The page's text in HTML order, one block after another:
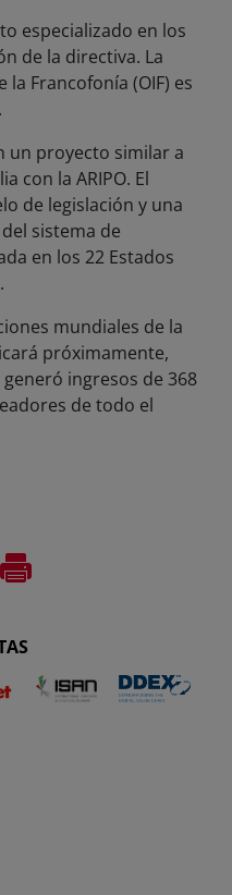
especializado en los
de la directiva. La
Francofonía (OIF) es
un proyecto similar a
con la ARIPO. El
de legislación y una
sistema de
en los 22 Estados
mundiales de la
próximamente,
ingresos de 368
de todo el